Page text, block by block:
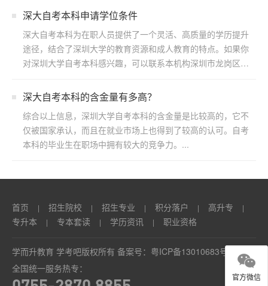
深大自考本科申请学位条件
深大自考本科为在职人员提供了一个灵活、高质量的学历提升
途径，结合了深圳大学的教育资源和成人教育的特点。如果你
对深圳大学自考本科感兴趣，可以联系本机构深圳市龙岗区浩
​深大自考本科的含金量有多高？
综合以上信息，深圳大学自考本科的含金量是比较高的，它不
仅被国家承认，而且在就业市场上也得到了较高的认可。自考
本科的毕业生在职场中拥有较大的竞争力。...
首页 | 招生院校 | 招生专业 | 积分落户 | 高升专 |
专升本 | 专本套读 | 学历资讯 | 职业资格
学而升教育 学考吧版权所有 备案号： 粤ICP备13010683号
全国统一服务热专：
官方微信